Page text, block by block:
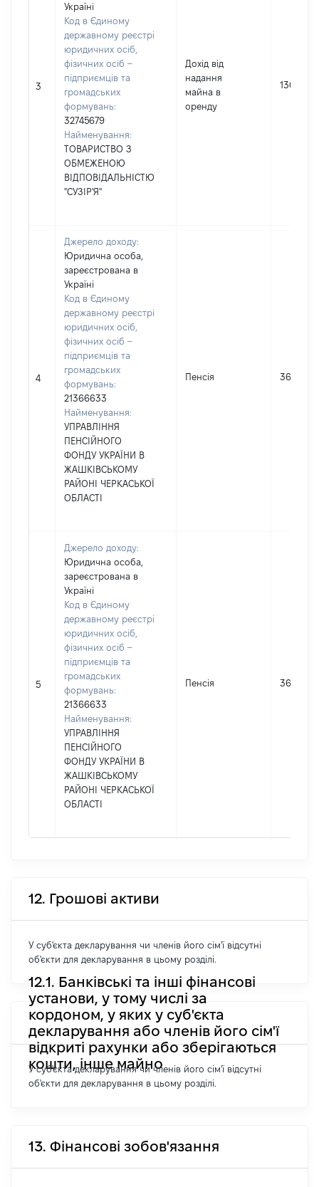
3
Україні
Код в Єдиному
державному реєстрі
юридичних осіб,
фізичних осіб –
підприємців та
громадських
формувань:
32745679
Найменування:
ТОВАРИСТВО З
ОБМЕЖЕНОЮ
ВІДПОВІДАЛЬНІСТЮ
"СУЗІР'Я"
Дохід від
надання
майна в
оренду
13635
4
Джерело доходу:
Юридична особа,
зареєстрована в
Україні
Код в Єдиному
державному реєстрі
юридичних осіб,
фізичних осіб –
підприємців та
громадських
формувань:
21366633
Найменування:
УПРАВЛІННЯ
ПЕНСІЙНОГО
ФОНДУ УКРАЇНИ В
ЖАШКІВСЬКОМУ
РАЙОНІ ЧЕРКАСЬКОЇ
ОБЛАСТІ
Пенсія 36000
5
Джерело доходу:
Юридична особа,
зареєстрована в
Україні
Код в Єдиному
державному реєстрі
юридичних осіб,
фізичних осіб –
підприємців та
громадських
формувань:
21366633
Найменування:
УПРАВЛІННЯ
ПЕНСІЙНОГО
ФОНДУ УКРАЇНИ В
ЖАШКІВСЬКОМУ
РАЙОНІ ЧЕРКАСЬКОЇ
ОБЛАСТІ
Пенсія 36780
12. Грошові активи
У суб'єкта декларування чи членів його сім'ї відсутні
об'єкти для декларування в цьому розділі.
12.1. Банківські та інші фінансові
установи, у тому числі за
кордоном, у яких у суб'єкта
декларування або членів його сім'ї
відкриті рахунки або зберігаються
кошти, інше майно
У суб'єкта декларування чи членів його сім'ї відсутні
об'єкти для декларування в цьому розділі.
13. Фінансові зобов'язання